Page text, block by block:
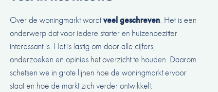
Over de woningmarkt wordtveel geschreven. Het is een
onderwerp dat voor iedere starter en huizenbezitter
interessant is. Het is lastig om door alle cijfers,
onderzoeken en opinies het overzicht te houden. Daarom
schetsen we in grote lijnen hoe de woningmarkt ervoor
staat en hoe de markt zich verder ontwikkelt.